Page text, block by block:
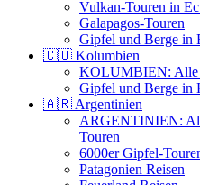
Vulkan-Touren in
Galapagos-Touren
Gipfel und Berge in
🇨🇴 Kolumbien
KOLUMBIEN: Alle
Gipfel und Berge in
🇦🇷 Argentinien
ARGENTINIEN:
Touren
6000er Gipfel-
Patagonien Reisen